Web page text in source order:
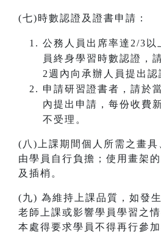
(七)時數認證及證書申請：
公務人員出席率達2/3以
員終身學習時數認證，
2週內向承辦人員提出認
申請研習證書者，請於
內提出申請，每份收費
不受理。
(八)上課期間個人所需之畫具
由學員自行負擔；使用畫架
及插梢。
(九) 為維持上課品質，如發
老師上課或影響學員學習之
本處得要求學員不得再行參加